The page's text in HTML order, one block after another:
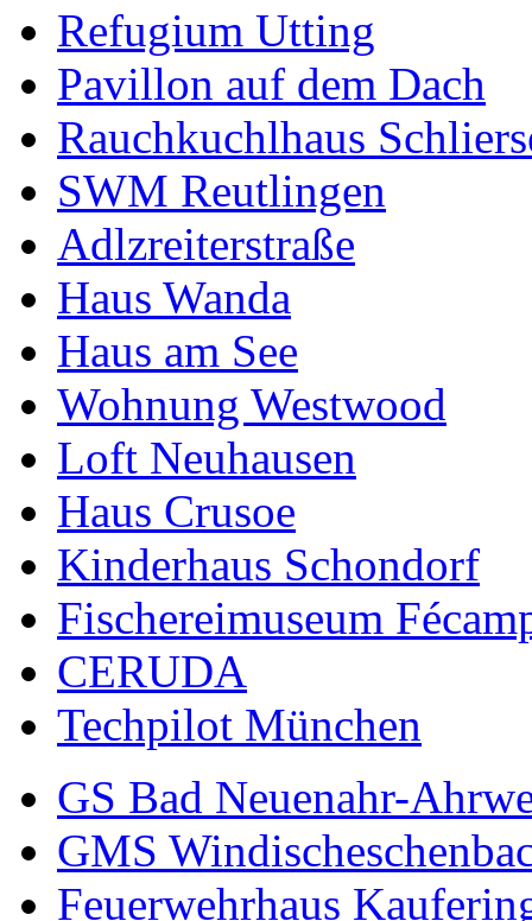
Refugium Utting
Pavillon auf dem Dach
Rauchkuchlhaus
SWM Reutlingen
Adlzreiterstraße
Haus Wanda
Haus am See
Wohnung Westwood
Loft Neuhausen
Haus Crusoe
Kinderhaus Schondorf
Fischereimuseum
CERUDA
Techpilot München
GS Bad Neuenahr-
GMS
Feuerwehrhaus